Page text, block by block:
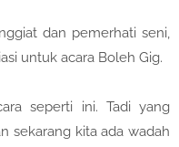
dan pemerhati seni,
untuk acara Boleh Gig.
seperti ini. Tadi yang
sekarang kita ada wadah